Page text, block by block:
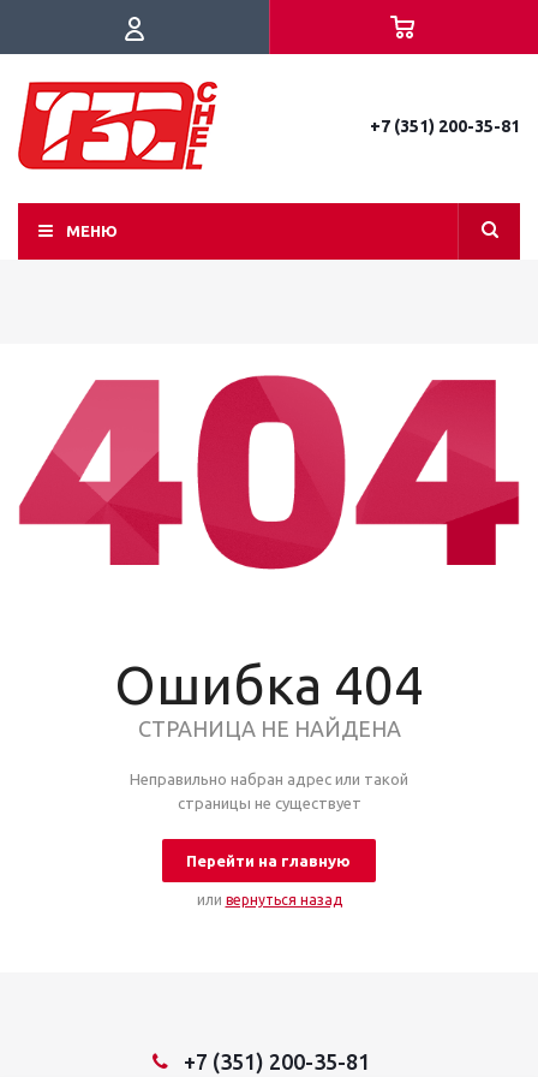
+7 (351) 200-35-81
МЕНЮ
Ошибка 404
СТРАНИЦА НЕ НАЙДЕНА
Неправильно набран адрес или такой
страницы не существует
Перейти на главную
или вернуться назад
+7 (351) 200-35-81